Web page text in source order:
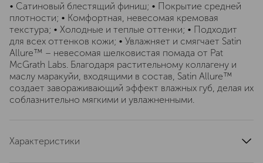
• Сатиновый блестящий финиш; • Покрытие средней
плотности; • Комфортная, невесомая кремовая
текстура; • Холодные и теплые оттенки; • Подходит
для всех оттенков кожи; • Увлажняет и смягчает Satin
Allure™ – невесомая шелковистая помада от Pat
McGrath Labs. Благодаря растительному коллагену и
маслу маракуйи, входящими в состав, Satin Allure™
создает завораживающий эффект влажных губ, делая их
соблазнительно мягкими и увлажненными.
Характеристики